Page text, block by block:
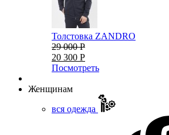
Толстовка ZANDRO
29 000 Р
20 300 Р
Посмотреть
Женщинам
вся одежда